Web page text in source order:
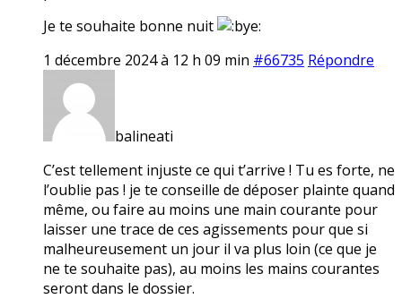
Je te souhaite bonne nuit
1 décembre 2024 à 12 h 09 min #66735 Répondre
balineati
C’est tellement injuste ce qui t’arrive ! Tu es forte, ne
l’oublie pas ! je te conseille de déposer plainte quand
même, ou faire au moins une main courante pour
laisser une trace de ces agissements pour que si
malheureusement un jour il va plus loin (ce que je
ne te souhaite pas), au moins les mains courantes
seront dans le dossier.